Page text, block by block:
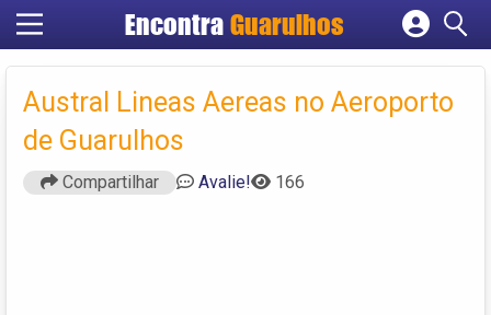
Encontra Guarulhos
Cadastrar empresa
Criar conta
Austral Lineas Aereas no Aeroporto
de Guarulhos
Compartilhar Avalie! 166